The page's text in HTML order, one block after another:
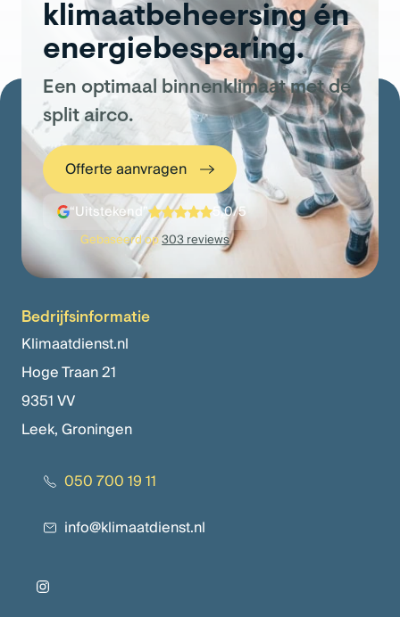
klimaatbeheersing én
energiebesparing.
Een optimaal binnenklimaat met de
split airco.
Offerte aanvragen
“Uitstekend” 5,0/5
Gebaseerd op303 reviews
Bedrijfsinformatie
Klimaatdienst.nl
Hoge Traan 21
9351 VV
Leek, Groningen
050 700 19 11
info@klimaatdienst.nl